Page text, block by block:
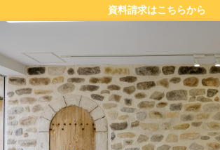
資料請求はこちらから